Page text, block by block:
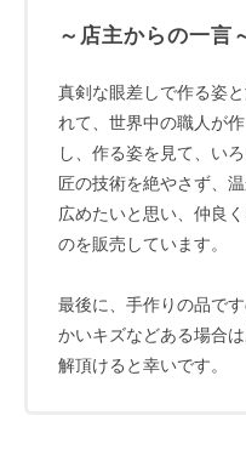
～店主からの一言
真剣な眼差しで作る姿
れて、世界中の職人が
し、作る姿を見て、い
匠の技術を絶やさず、
広めたいと思い、仲良
のを販売しています。
最後に、手作りの品で
かいキズなどある場合
解頂けると幸いです。